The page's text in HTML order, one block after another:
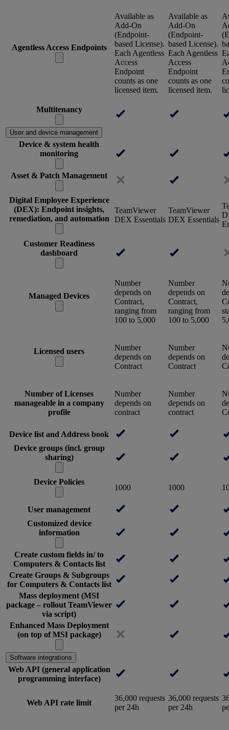
Agentless Access Endpoints
Available as
Add-On
(Endpoint-
based License).
Each Agentless
Access
Endpoint
counts as one
licensed item.
Available as
Add-On
(Endpoint-
based License).
Each Agentless
Access
Endpoint
counts as one
licensed item.
Multitenancy
User and device management
Device & system health
monitoring
Asset & Patch Management
Digital Employee Experience
(DEX): Endpoint insights,
remediation, and automation
TeamViewer
DEX Essentials
TeamViewer
DEX Essentials
Customer Readiness
dashboard
Managed Devices
Number
depends on
Contract,
ranging from
100 to 5,000
Number
depends on
Contract,
ranging from
100 to 5,000
Licensed users
Number
depends on
Contract
Number
depends on
Contract
Number of Licenses
manageable in a company
profile
Number
depends on
contract
Number
depends on
contract
Device list and Address book
Device groups (incl. group
sharing)
Device Policies
1000 1000
User management
Customized device
information
Create custom fields in/ to
Computers & Contacts list
Create Groups & Subgroups
for Computers & Contacts list
Mass deployment (MSI
package – rollout TeamViewer
via script)
Enhanced Mass Deployment
(on top of MSI package)
Software integrations
Web API (general application
programming interface)
Web API rate limit
36,000 requests
per 24h
36,000 requests
per 24h